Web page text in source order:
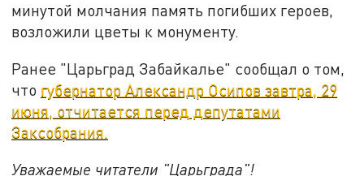
минутой молчания память погибших героев,
возложили цветы к монументу.
Ранее "Царьград Забайкалье" сообщал о том,
что губернатор Александр Осипов завтра, 29
июня, отчитается перед депутатами
Заксобрания.
Уважаемые читатели "Царьграда"!